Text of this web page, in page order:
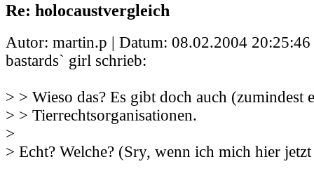
Re: holocaustvergleich
Autor: martin.p | Datum: 08.02.2004 20:25:46
bastards` girl schrieb:
> > Wieso das? Es gibt doch auch (zumindest
> > Tierrechtsorganisationen.
>
> Echt? Welche? (Sry, wenn ich mich hier